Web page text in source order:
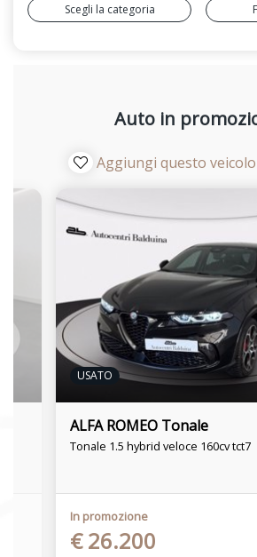
Scegli la categoria
Auto in
Aggiungi questo
USATO
ALFA ROMEO Tonale
Tonale 1.5 hybrid veloce 160cv tct7
In promozione
€ 26.200